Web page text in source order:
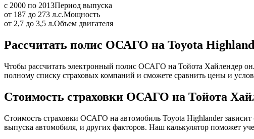
с 2000 по 2013Период выпуска
от 187 до 273 л.с.Мощность
от 2,7 до 3,5 л.Объем двигателя
Рассчитать полис ОСАГО на Toyota
Чтобы рассчитать электронный полис ОСАГО на Тойота Хайлендер
полному списку страховых компаний и сможете сравнить цены и
Стоимость страховки ОСАГО на Тойота
Стоимость страховки ОСАГО на автомобиль Toyota Highlander зависит
выпуска автомобиля, и других факторов. Наш калькулятор поможет